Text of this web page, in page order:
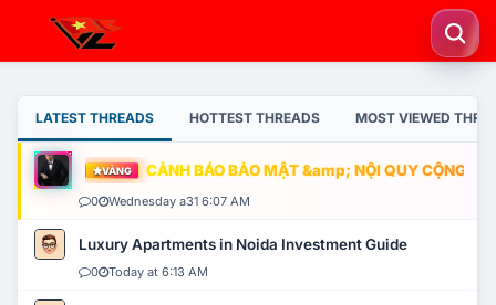
LATEST THREADS HOTTEST THREADS MOST VIEWED
VÀNG CẢNH BÁO BẢO MẬT &amp; NỘI QUY CỘNG
0 Wednesday a31 6:07 AM
Luxury Apartments in Noida Investment Guide
0 Today at 6:13 AM